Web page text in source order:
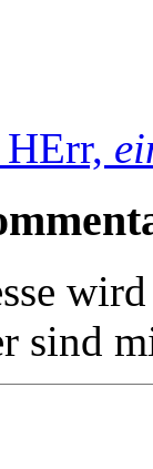
HErr,
sind